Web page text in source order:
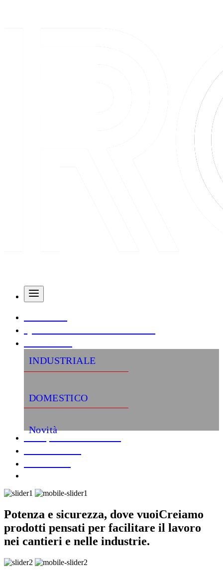
INDUSTRIALE
DOMESTICO
Novità
Potenza e sicurezza, dove vuoiCreiamo
prodotti pensati per facilitare il lavoro
nei cantieri e nelle industrie.